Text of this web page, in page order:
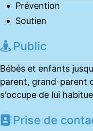
Prévention
Soutien
Public
Bébés et enfants
parent, grand-parent
s'occupe de lui
Prise de